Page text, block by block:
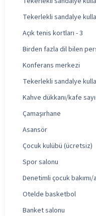
Tekerlekli sandalye
Açık tenis kortları - 3
Birden fazla dil bilen
Konferans merkezi
Tekerlekli sandalye
Kahve dükkanı/kafe
Çamaşırhane
Asansör
Çocuk kulübü (ücretsiz)
Spor salonu
Denetimli çocuk
Otelde basketbol
Banket salonu